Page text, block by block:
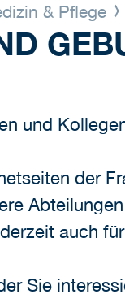
& Pflege
und
der
auch
Sie